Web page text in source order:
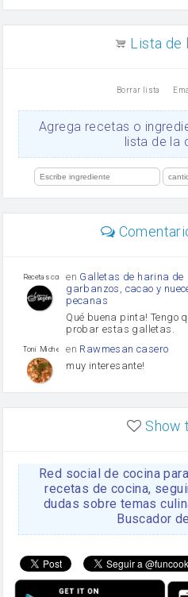
arroz
Ajos
Levadura
limón
Lista de
Borrar lista
Agrega recetas o
lista de la
Recetas con sazon
en Galletas de harina de
garbanzos, cacao y
pecanas
Qué buena pinta! Tengo
probar estas galletas.
Toni Michel Caubet
en Rawmesan casero
muy interesante!
enLasaña casera fácil y
HOJALDROSA TV
enGachas de la abuela
Rosa
https://youtu.be/
Rosa enReceta Del Bizcocho
Disculpa. En la foto
el bizcocho de xoco y en el
apartado de los
Show
Red social de cocina
recetas de cocina,
dudas sobre temas
Buscador